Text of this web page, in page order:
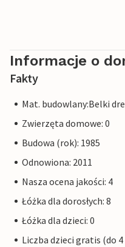
Informacje o
Fakty
Mat. budowlany:Belki
Zwierzęta domowe: 0
Budowa (rok): 1985
Odnowiona: 2011
Nasza ocena jakości: 4
Łóżka dla dorosłych: 8
Łóżka dla dzieci: 0
Liczba dzieci gratis (do